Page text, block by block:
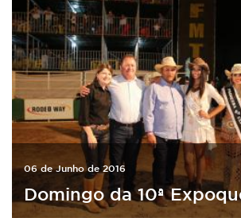
06 de Junho de 2016
Domingo da 10ª